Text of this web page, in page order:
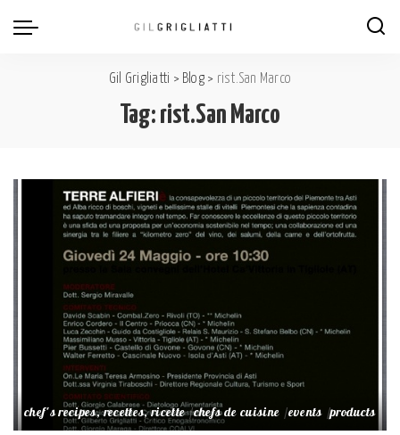
Gil Grigliatti > Blog> rist.San Marco
Tag: rist.San Marco
chef's recipes, recettes, ricette chefs de cuisine events products